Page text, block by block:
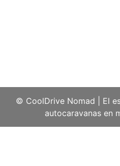
© CoolDrive Nomad
El
autocaravanas en